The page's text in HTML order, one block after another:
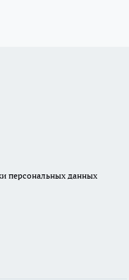
персональных данных